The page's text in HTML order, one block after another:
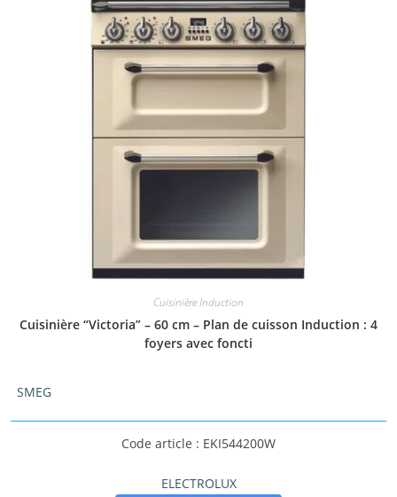
Cuisinière Induction
Cuisinière “Victoria” – 60 cm – Plan de cuisson Induction : 4
foyers avec foncti
SMEG
Code article : EKI544200W
ELECTROLUX